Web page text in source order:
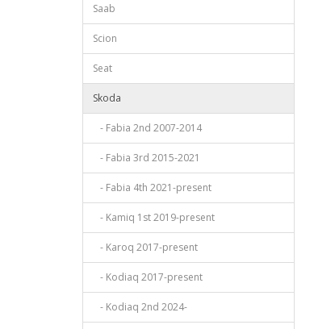
Saab
Scion
Seat
Skoda
- Fabia 2nd 2007-2014
- Fabia 3rd 2015-2021
- Fabia 4th 2021-present
- Kamiq 1st 2019-present
- Karoq 2017-present
- Kodiaq 2017-present
- Kodiaq 2nd 2024-